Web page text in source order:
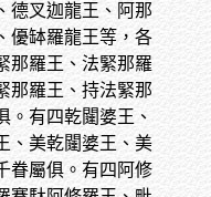
德叉迦龍王、阿那
優缽羅龍王等，各
那羅王、法緊那羅
那羅王、持法緊那
。有四乾闥婆王、
、美乾闥婆王、美
眷屬俱。有四阿修